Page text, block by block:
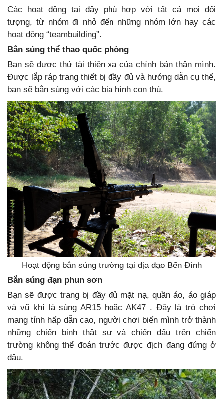
Các hoạt động tại đây phù hợp với tất cả mọi đối
tượng, từ nhóm đi nhỏ đến những nhóm lớn hay các
hoạt động “teambuilding”.
Bắn súng thể thao quốc phòng
Bạn sẽ được thử tài thiện xạ của chính bản thân mình.
Được lắp ráp trang thiết bị đầy đủ và hướng dẫn cụ thể,
bạn sẽ bắn súng với các bia hình con thú.
Hoạt động bắn súng trường tại địa đạo Bến Đình
Bắn súng đạn phun sơn
Bạn sẽ được trang bị đầy đủ mặt nạ, quần áo, áo giáp
và vũ khí là súng AR15 hoặc AK47 . Đây là trò chơi
mang tính hấp dẫn cao, người chơi biến mình trở thành
những chiến binh thật sự và chiến đấu trên chiến
trường không thể đoán trước được địch đang đứng ở
đâu.